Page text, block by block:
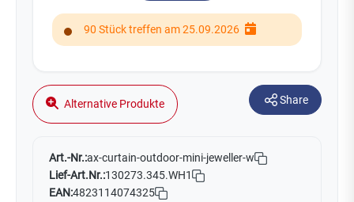
90 Stück treffen am 25.09.2026
Alternative Produkte Share
Art.-Nr.:ax-curtain-outdoor-mini-jeweller-w
Lief-Art.Nr.:130273.345.WH1
EAN:4823114074325